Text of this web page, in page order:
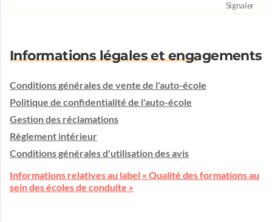
Signaler
Informations légales et engagements
Conditions générales de vente de l'auto-école
Politique de confidentialité de l'auto-école
Gestion des réclamations
Règlement intérieur
Conditions générales d'utilisation des avis
Informations relatives au label « Qualité des formations au
sein des écoles de conduite »